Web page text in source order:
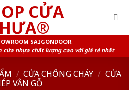
SAIGONDOOR
cửa nhựa chất lượng cao với giá rẻ nhất
/ CỬA CHỐNG CHÁY / CỬA
VÂN GỖ